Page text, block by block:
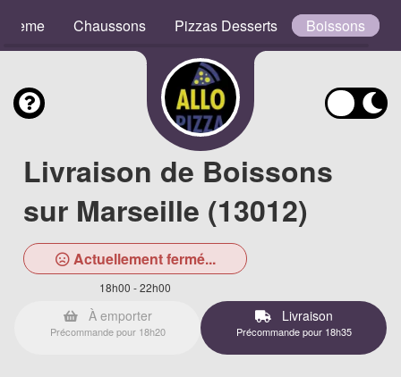
Chaussons Pizzas Desserts Boissons
Livraison de Boissons
sur Marseille (13012)
Actuellement fermé...
18h00 - 22h00
À emporter
Précommande pour 18h20
Livraison
Précommande pour 18h35